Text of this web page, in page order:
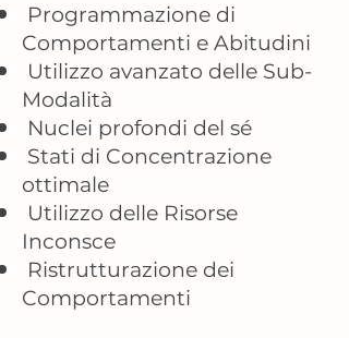
Programmazione di
Comportamenti e Abitudini
Utilizzo avanzato delle Sub-
Modalità
Nuclei profondi del sé
Stati di Concentrazione
ottimale
Utilizzo delle Risorse
Inconsce
Ristrutturazione dei
Comportamenti